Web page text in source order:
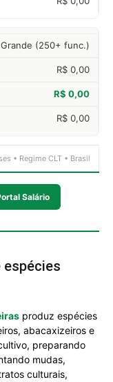
Grande (250+ func.)
R$ 0,00
R$ 0,00
R$ 0,00
• Regime CLT • Brasil
Salário
espécies
produz espécies
abacaxizeiros e
preparando
mudas,
culturais,